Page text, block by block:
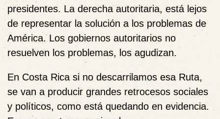
presidentes. La derecha autoritaria, está lejos
de representar la solución a los problemas de
América. Los gobiernos autoritarios no
resuelven los problemas, los agudizan.
En Costa Rica si no descarrilamos esa Ruta,
se van a producir grandes retrocesos sociales
y políticos, como está quedando en evidencia.